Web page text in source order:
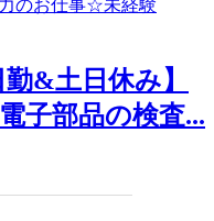
勤&土日休み】
子部品の検査...